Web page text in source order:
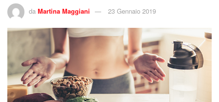
da Martina Maggiani 23 Gennaio 2019